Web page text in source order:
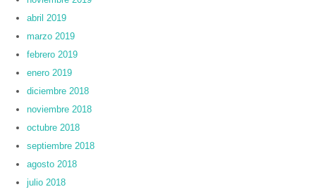
abril 2019
marzo 2019
febrero 2019
enero 2019
diciembre 2018
noviembre 2018
octubre 2018
septiembre 2018
agosto 2018
julio 2018